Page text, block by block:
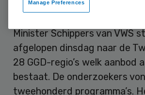
aanbod is wel sterk
Minister Schippers van VWS
afgelopen dinsdag naar de
28 GGD-regio’s welk
bestaat. De onderzoekers
tweehonderd programma’s.
Manage Preferences